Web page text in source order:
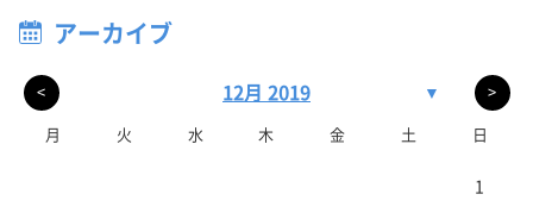
アーカイブ
< 12月 2019 ▼ >
月 火 水 木 金 土 日
1